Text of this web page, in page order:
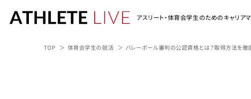
アスリート・体育会学生のためのキャリア
TOP 体育会学生の就活 バレーボール審判の公認資格とは？取得方法を徹